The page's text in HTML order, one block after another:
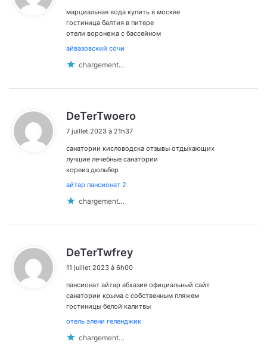
:
марциальная вода купить в москве
гостиница балтия в питере
отели воронежа с бассейном
айвазовский сочи
chargement…
DeTerTwoero
:
7 juillet 2023 à 21h37
санатории кисловодска отзывы отдыхающих
лучшие лечебные санатории
кореиз дюльбер
айтар пансионат 2
chargement…
DeTerTwfrey
:
11 juillet 2023 à 6h00
пансионат айтар абхазия официальный сайт
санатории крыма с собственным пляжем
гостиницы белой калитвы
отель элени геленджик
chargement…